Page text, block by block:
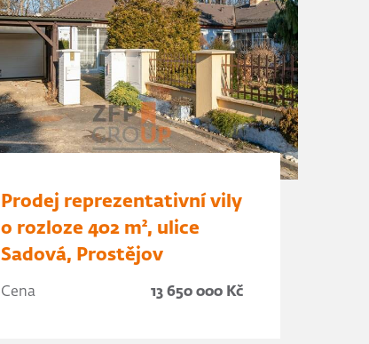
Prodej reprezentativní vily
o rozloze 402 m², ulice
Sadová, Prostějov
Cena 13 650 000 Kč